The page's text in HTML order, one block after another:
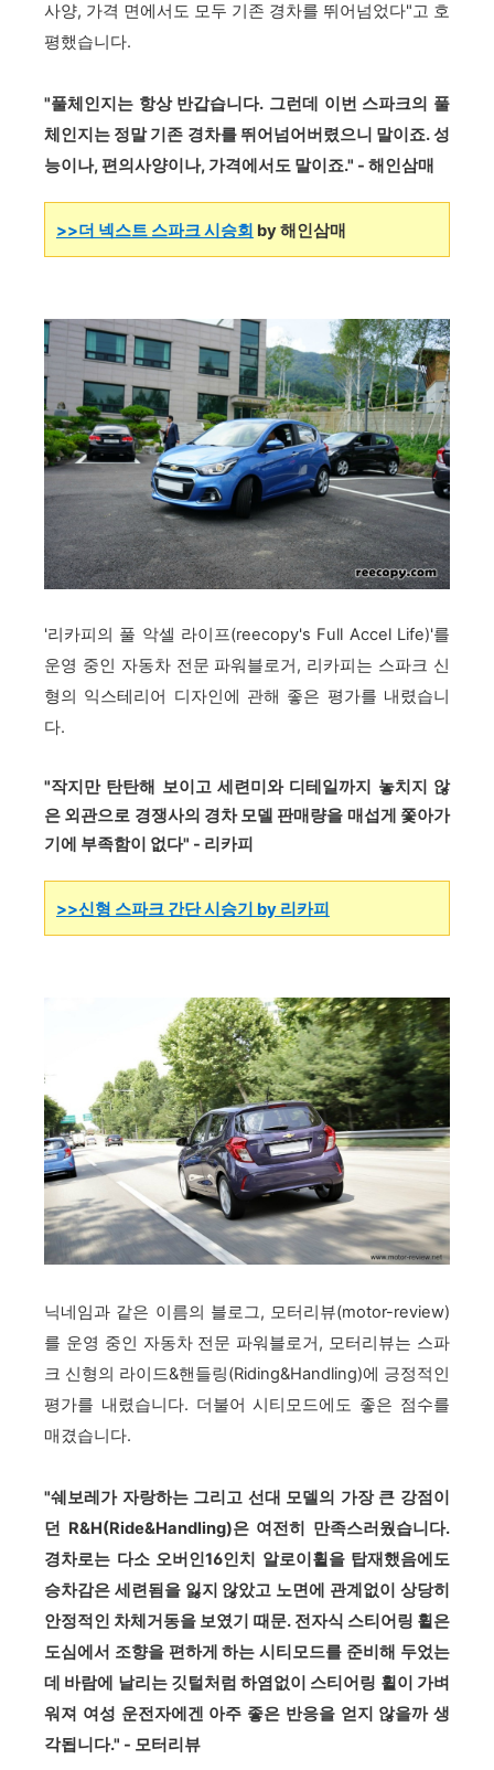
사양, 가격 면에서도 모두 기존 경차를 뛰어넘었다"고 호
평했습니다.
"풀체인지는 항상 반갑습니다. 그런데 이번 스파크의 풀
체인지는 정말 기존 경차를 뛰어넘어버렸으니 말이죠. 성
능이나, 편의사양이나, 가격에서도 말이죠." - 해인삼매
>>더 넥스트 스파크 시승회 by 해인삼매
'리카피의 풀 악셀 라이프(reecopy's Full Accel Life)'를
운영 중인 자동차 전문 파워블로거, 리카피는 스파크 신
형의 익스테리어 디자인에 관해 좋은 평가를 내렸습니
다.
"작지만 탄탄해 보이고 세련미와 디테일까지 놓치지 않
은 외관으로 경쟁사의 경차 모델 판매량을 매섭게 쫓아가
기에 부족함이 없다" - 리카피
>>신형 스파크 간단 시승기 by 리카피
닉네임과 같은 이름의 블로그, 모터리뷰(motor-review)
를 운영 중인 자동차 전문 파워블로거, 모터리뷰는 스파
크 신형의 라이드&핸들링(Riding&Handling)에 긍정적인
평가를 내렸습니다. 더불어 시티모드에도 좋은 점수를
매겼습니다.
"쉐보레가 자랑하는 그리고 선대 모델의 가장 큰 강점이
던 R&H(Ride&Handling)은 여전히 만족스러웠습니다.
경차로는 다소 오버인16인치 알로이휠을 탑재했음에도
승차감은 세련됨을 잃지 않았고 노면에 관계없이 상당히
안정적인 차체거동을 보였기 때문. 전자식 스티어링 휠은
도심에서 조향을 편하게 하는 시티모드를 준비해 두었는
데 바람에 날리는 깃털처럼 하염없이 스티어링 휠이 가벼
워져 여성 운전자에겐 아주 좋은 반응을 얻지 않을까 생
각됩니다." - 모터리뷰